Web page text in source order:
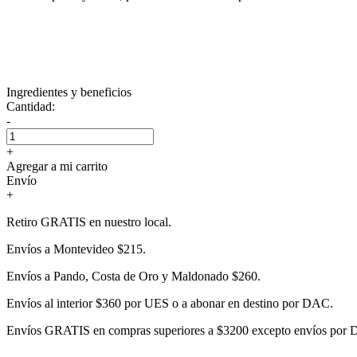
Ingredientes y beneficios
Cantidad:
-
+
Agregar a mi carrito
Envío
+
Retiro GRATIS en nuestro local.
Envíos a Montevideo $215.
Envíos a Pando, Costa de Oro y Maldonado $260.
Envíos al interior $360 por UES o a abonar en destino por DAC.
Envíos GRATIS en compras superiores a $3200 excepto envíos por